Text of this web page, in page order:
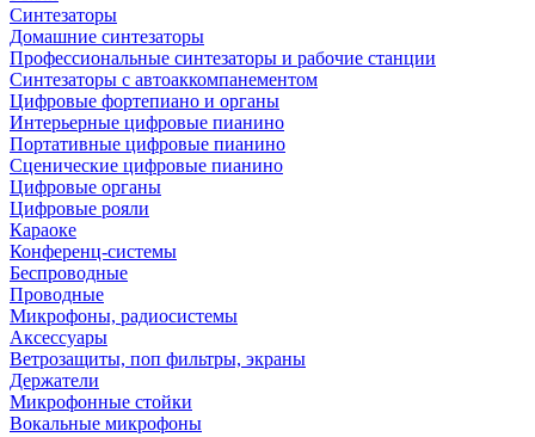
Синтезаторы
Домашние синтезаторы
Профессиональные синтезаторы и рабочие станции
Синтезаторы с автоаккомпанементом
Цифровые фортепиано и органы
Интерьерные цифровые пианино
Портативные цифровые пианино
Сценические цифровые пианино
Цифровые органы
Цифровые рояли
Караоке
Конференц-системы
Беспроводные
Проводные
Микрофоны, радиосистемы
Аксессуары
Ветрозащиты, поп фильтры, экраны
Держатели
Микрофонные стойки
Вокальные микрофоны